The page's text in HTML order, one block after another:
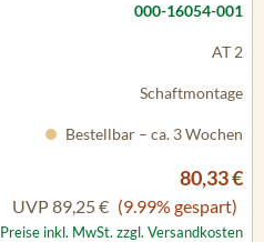
000-16054-001
AT 2
Schaftmontage
Bestellbar – ca. 3 Wochen
80,33 €
UVP89,25 € (9.99% gespart)
Preise inkl. MwSt. zzgl. Versandkosten